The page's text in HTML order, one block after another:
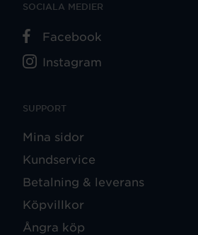
SUPPORT
Mina sidor
Kundservice
Betalning & leverans
Köpvillkor
Ångra köp
SOCIALA MEDIER
Facebook
Instagram